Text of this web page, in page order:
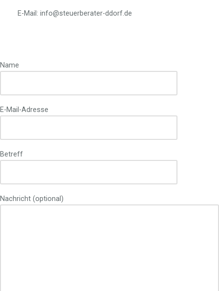
E-Mail: info@steuerberater-ddorf.de
Name
E-Mail-Adresse
Betreff
Nachricht (optional)